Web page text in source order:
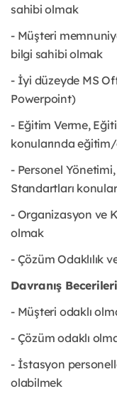
sahibi olmak
- Müşteri
bilgi sahibi olmak
- İyi düzeyde MS
Powerpoint)
- Eğitim Verme,
konularında
- Personel
Standartları
- Organizasyon ve
olmak
- Çözüm Odaklılık
Davranış Becerileri
- Müşteri odaklı
- Çözüm odaklı
- İstasyon
olabilmek